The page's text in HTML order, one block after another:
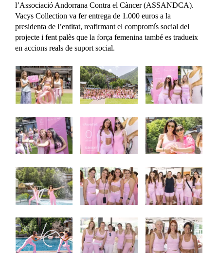
l’Associació Andorrana Contra el Càncer (ASSANDCA).
Vacys Collection va fer entrega de 1.000 euros a la
presidenta de l’entitat, reafirmant el compromís social del
projecte i fent palès que la força femenina també es tradueix
en accions reals de suport social.